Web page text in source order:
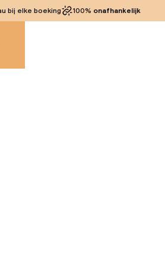
bij elke boeking 100% onafhankelijk